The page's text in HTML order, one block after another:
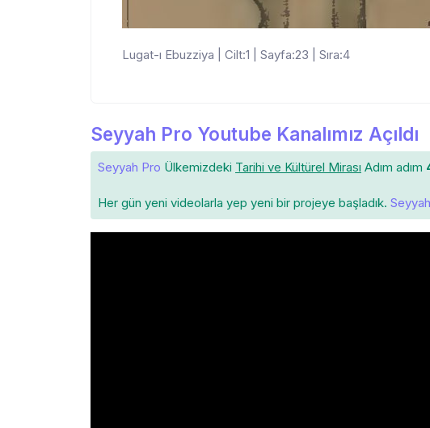
Lugat-ı Ebuzziya | Cilt:1 | Sayfa:23 | Sıra:4
Seyyah Pro Youtube Kanalımız Açıldı
Seyyah Pro Ülkemizdeki Tarihi ve Kültürel Mirası Adım adım
Her gün yeni videolarla yep yeni bir projeye başladık.